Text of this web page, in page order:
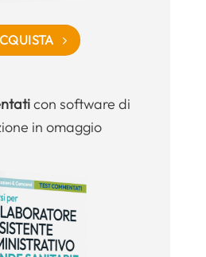
con software di
in omaggio